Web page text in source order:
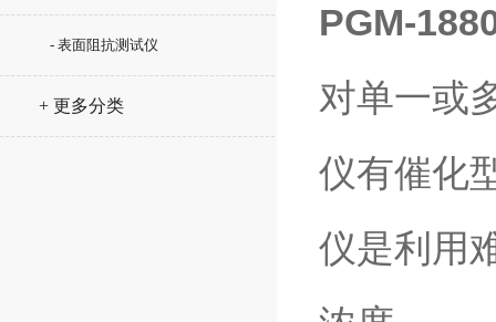
- 表面阻抗测试仪
+ 更多分类
PGM-
对单一或
仪有催化
仪是利用